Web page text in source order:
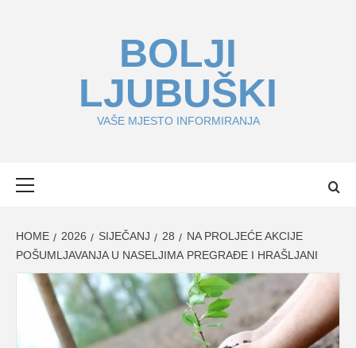
BOLJI
LJUBUŠKI
VAŠE MJESTO INFORMIRANJA
HOME 2026 SIJEČANJ 28
NA PROLJEĆE AKCIJE
POŠUMLJAVANJA U NASELJIMA PREGRAĐE I HRAŠLJANI